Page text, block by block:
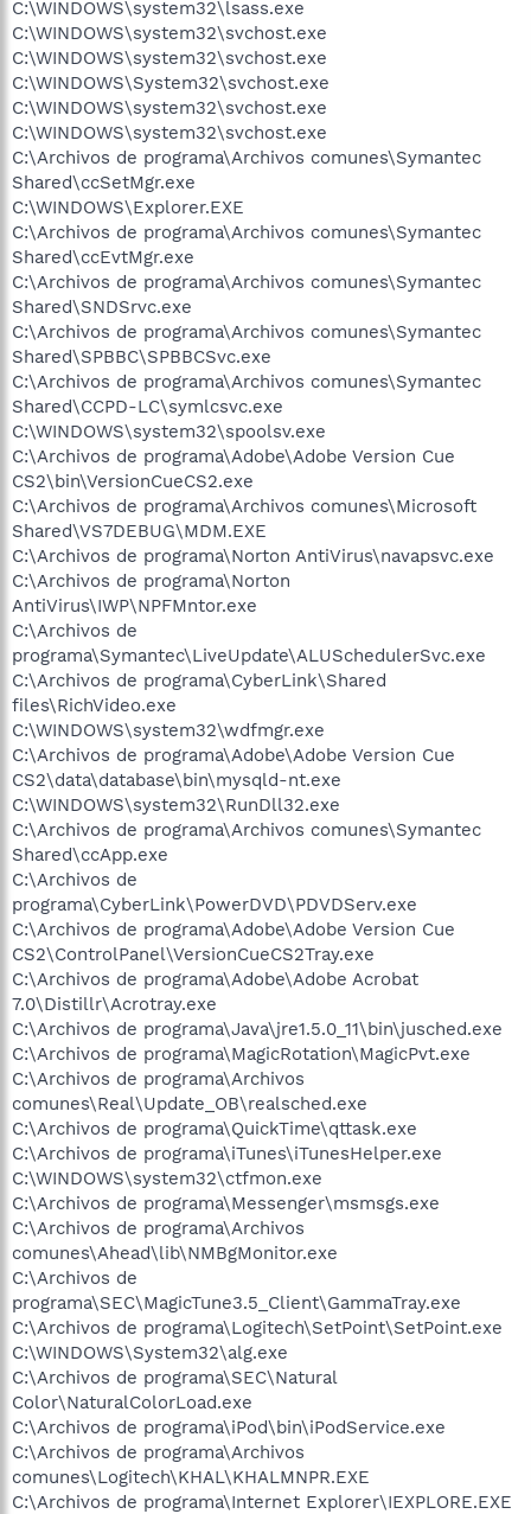
C:\WINDOWS\system32\lsass.exe
C:\WINDOWS\system32\svchost.exe
C:\WINDOWS\system32\svchost.exe
C:\WINDOWS\System32\svchost.exe
C:\WINDOWS\system32\svchost.exe
C:\WINDOWS\system32\svchost.exe
C:\Archivos de programa\Archivos comunes\Symantec
Shared\ccSetMgr.exe
C:\WINDOWS\Explorer.EXE
C:\Archivos de programa\Archivos comunes\Symantec
Shared\ccEvtMgr.exe
C:\Archivos de programa\Archivos comunes\Symantec
Shared\SNDSrvc.exe
C:\Archivos de programa\Archivos comunes\Symantec
Shared\SPBBC\SPBBCSvc.exe
C:\Archivos de programa\Archivos comunes\Symantec
Shared\CCPD-LC\symlcsvc.exe
C:\WINDOWS\system32\spoolsv.exe
C:\Archivos de programa\Adobe\Adobe Version Cue
CS2\bin\VersionCueCS2.exe
C:\Archivos de programa\Archivos comunes\Microsoft
Shared\VS7DEBUG\MDM.EXE
C:\Archivos de programa\Norton AntiVirus\navapsvc.exe
C:\Archivos de programa\Norton
AntiVirus\IWP\NPFMntor.exe
C:\Archivos de
programa\Symantec\LiveUpdate\ALUSchedulerSvc.exe
C:\Archivos de programa\CyberLink\Shared
files\RichVideo.exe
C:\WINDOWS\system32\wdfmgr.exe
C:\Archivos de programa\Adobe\Adobe Version Cue
CS2\data\database\bin\mysqld-nt.exe
C:\WINDOWS\system32\RunDll32.exe
C:\Archivos de programa\Archivos comunes\Symantec
Shared\ccApp.exe
C:\Archivos de
programa\CyberLink\PowerDVD\PDVDServ.exe
C:\Archivos de programa\Adobe\Adobe Version Cue
CS2\ControlPanel\VersionCueCS2Tray.exe
C:\Archivos de programa\Adobe\Adobe Acrobat
7.0\Distillr\Acrotray.exe
C:\Archivos de programa\Java\jre1.5.0_11\bin\jusched.exe
C:\Archivos de programa\MagicRotation\MagicPvt.exe
C:\Archivos de programa\Archivos
comunes\Real\Update_OB\realsched.exe
C:\Archivos de programa\QuickTime\qttask.exe
C:\Archivos de programa\iTunes\iTunesHelper.exe
C:\WINDOWS\system32\ctfmon.exe
C:\Archivos de programa\Messenger\msmsgs.exe
C:\Archivos de programa\Archivos
comunes\Ahead\lib\NMBgMonitor.exe
C:\Archivos de
programa\SEC\MagicTune3.5_Client\GammaTray.exe
C:\Archivos de programa\Logitech\SetPoint\SetPoint.exe
C:\WINDOWS\System32\alg.exe
C:\Archivos de programa\SEC\Natural
Color\NaturalColorLoad.exe
C:\Archivos de programa\iPod\bin\iPodService.exe
C:\Archivos de programa\Archivos
comunes\Logitech\KHAL\KHALMNPR.EXE
C:\Archivos de programa\Internet Explorer\IEXPLORE.EXE